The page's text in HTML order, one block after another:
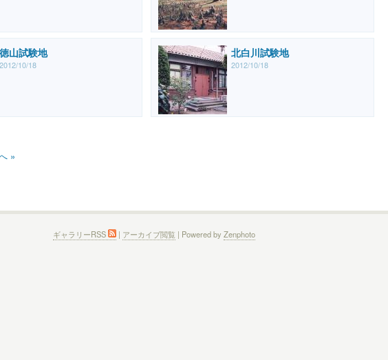
山試験地
10/18
北白川試験地
2012/10/18
»
ギャラリーRSS | アーカイブ閲覧 | Powered by Zenphoto